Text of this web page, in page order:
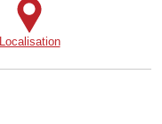
Localisation